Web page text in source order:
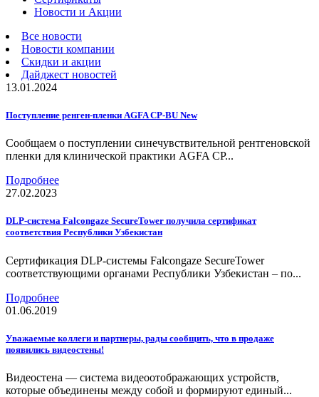
Новости и Акции
Все новости
Новости компании
Скидки и акции
Дайджест новостей
13.01.2024
Поступление ренген-пленки AGFA CP-BU New
Сообщаем о поступлении синечувствительной рентгеновской
пленки для клинической практики AGFA CP...
Подробнее
27.02.2023
DLP-система Falcongaze SecureTower получила сертификат
соответствия Республики Узбекистан
Сертификация DLP-системы Falcongaze SecureTower
соответствующими органами Республики Узбекистан – по...
Подробнее
01.06.2019
Уважаемые коллеги и партнеры, рады сообщить, что в продаже
появились видеостены!
Видеостена — система видеоотображающих устройств,
которые объединены между собой и формируют единый...